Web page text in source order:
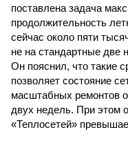
поставлена задача
продолжительность
сейчас около пяти
не на стандартные две
Он пояснил, что такие
позволяет состояние
масштабных ремонтов
двух недель. При этом
«Теплосетей»